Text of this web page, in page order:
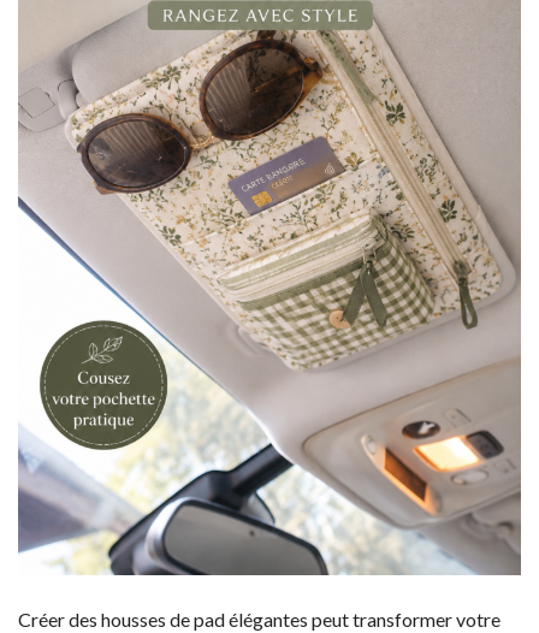
Créer des housses de pad élégantes peut transformer votre